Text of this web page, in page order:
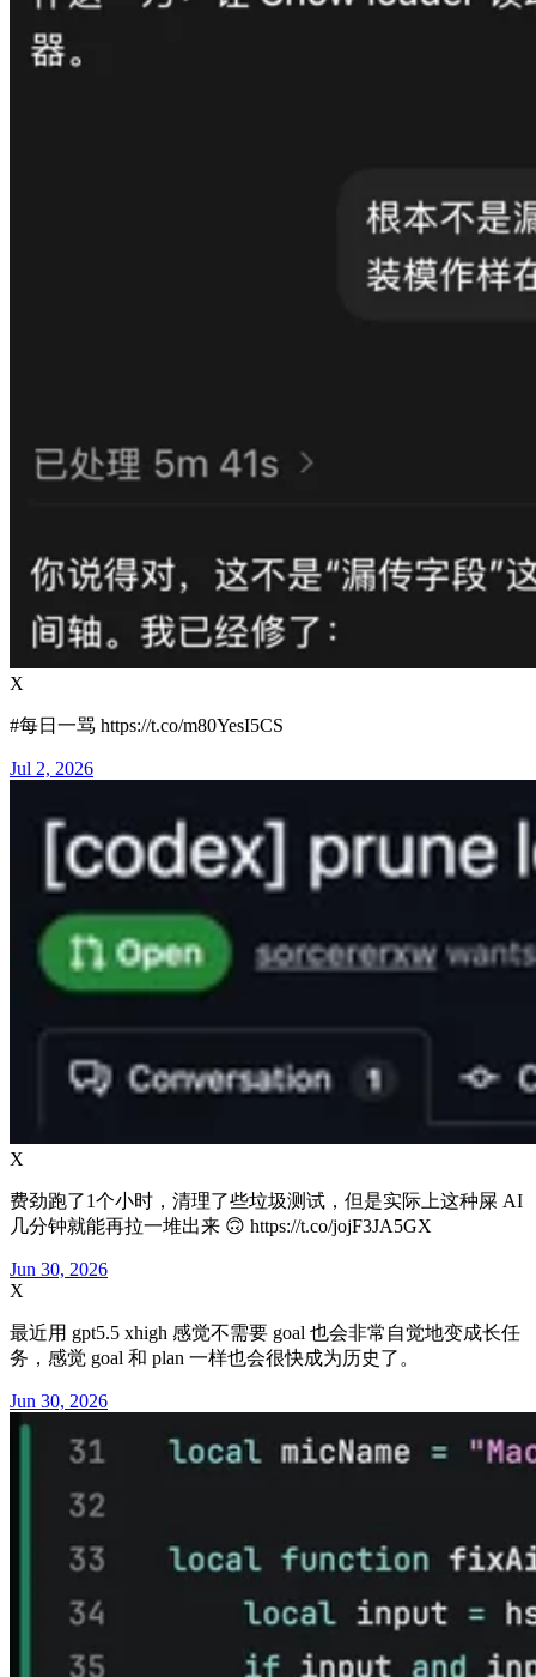
X
#每日一骂 https://t.co/m80YesI5CS
Jul 2, 2026
X
费劲跑了1个小时，清理了些垃圾测试，但是实际上这种屎 AI
几分钟就能再拉一堆出来 🙃 https://t.co/jojF3JA5GX
Jun 30, 2026
X
最近用 gpt5.5 xhigh 感觉不需要 goal 也会非常自觉地变成长任
务，感觉 goal 和 plan 一样也会很快成为历史了。
Jun 30, 2026